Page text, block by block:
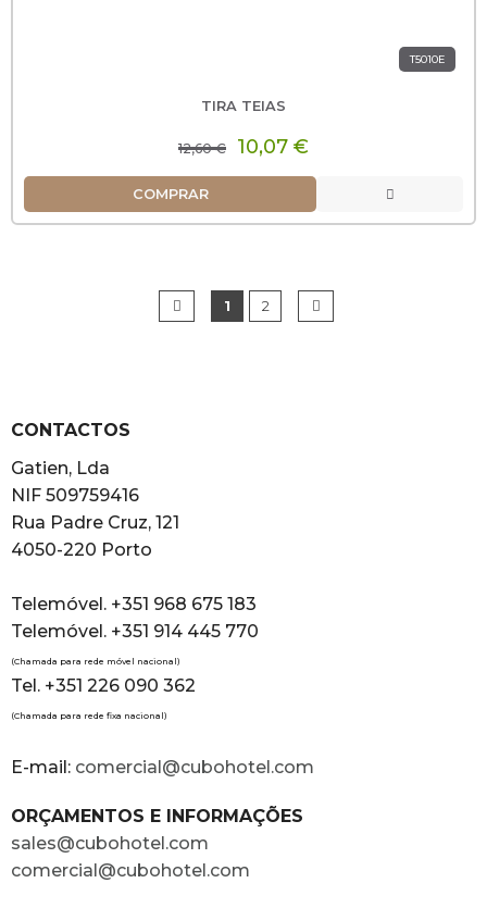
T5010E
TIRA TEIAS
12,60 € 10,07 €
COMPRAR
1 2
CONTACTOS
Gatien, Lda
NIF 509759416
Rua Padre Cruz, 121
4050-220 Porto
Telemóvel. +351 968 675 183
Telemóvel. +351 914 445 770
(Chamada para rede móvel nacional)
Tel. +351 226 090 362
(Chamada para rede fixa nacional)
E-mail: comercial@cubohotel.com
ORÇAMENTOS E INFORMAÇÕES
sales@cubohotel.com
comercial@cubohotel.com